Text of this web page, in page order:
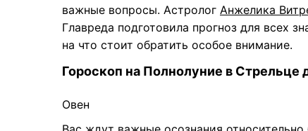
важные вопросы. Астролог Анжелика
Главреда подготовила прогноз для всех
на что стоит обратить особое внимание.
Гороскоп на Полнолуние в Стрельце
Овен